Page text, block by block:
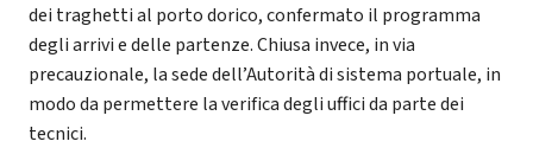
dei traghetti al porto dorico, confermato il programma
degli arrivi e delle partenze. Chiusa invece, in via
precauzionale, lasede dell’Autorità di sistema portuale, in
modo da permettere la verifica degli uffici da parte dei
tecnici.